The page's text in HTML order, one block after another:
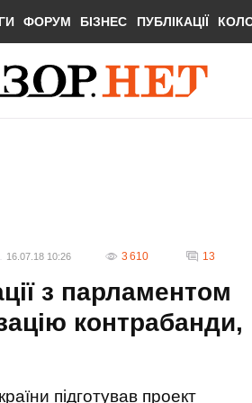
ФОРУМ БІЗНЕС ПУБЛІКАЦІЇ
16.07.18 10:26 3 610 13
з парламентом
контрабанди,
підготував проект